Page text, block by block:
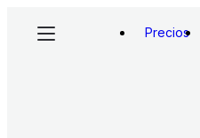
Precios